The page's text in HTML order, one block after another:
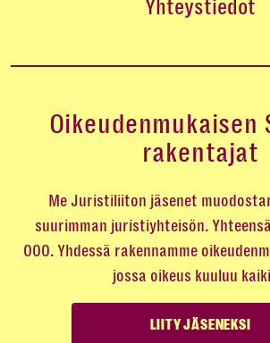
Yhteystiedot
Oikeudenmukaisen
rakentajat
Me Juristiliiton jäsenet
suurimman juristiyhteisön.
000. Yhdessä rakennamme
jossa oikeus kuuluu
LIITY JÄSENEKSI